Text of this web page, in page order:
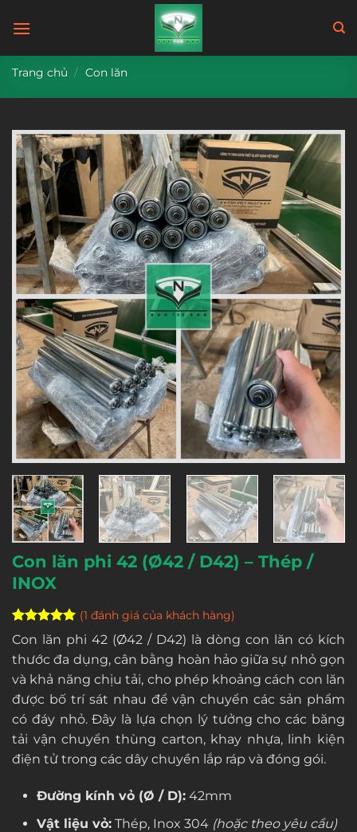
qua
dung
Trang chủ / Con lăn
Con lăn phi 42 (Ø42 / D42) – Thép /
INOX
5trên 5
dựa trên
1
đánh giá
(1 đánh giá của khách hàng)
Con lăn phi 42 (Ø42 / D42) là dòng con lăn có kích
thước đa dụng, cân bằng hoàn hảo giữa sự nhỏ gọn
và khả năng chịu tải, cho phép khoảng cách con lăn
được bố trí sát nhau để vận chuyển các sản phẩm
có đáy nhỏ. Đây là lựa chọn lý tưởng cho các băng
tải vận chuyển thùng carton, khay nhựa, linh kiện
điện tử trong các dây chuyền lắp ráp và đóng gói.
Đường kính vỏ (Ø / D):42mm
Vật liệu vỏ:Thép, Inox 304 (hoặc theo yêu cầu)